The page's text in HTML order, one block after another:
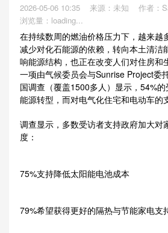
2026-05-06 10:35 来源：未知
作者：
浏览量： loading...
在持续数周的燃油价格压力下，越来越
减少对化石能源的依赖，转向本土清洁
响能源结构，也正在改变人们对住房和
一项由气候委员会与Sunrise Project委
国调查（覆盖1500多人）显示，54%
能源转型，而对电气化住宅和电动车的
调查显示，多数受访者支持政府加大对
度：
75%支持降低太阳能电池成本
79%希望获得更好的隔热与节能家电支